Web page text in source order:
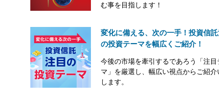
む事を目指します！
変化に備える、次の一手！投資信
の投資テーマを幅広くご紹介！
今後の市場を牽引するであろう「注目
マ」を厳選し、幅広い視点からご紹介
します。